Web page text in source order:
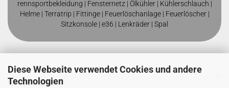
Diese Webseite verwendet Cookies und andere
Technologien
rennsportbekleidung | Fensternetz | Ölkühler| Kühlerschlauch |
Helme | Terratrip | Fittinge| Feuerlöschanlage | Feuerlöscher |
Sitzkonsole | e36 | Lenkräder | Spal
Mehr über